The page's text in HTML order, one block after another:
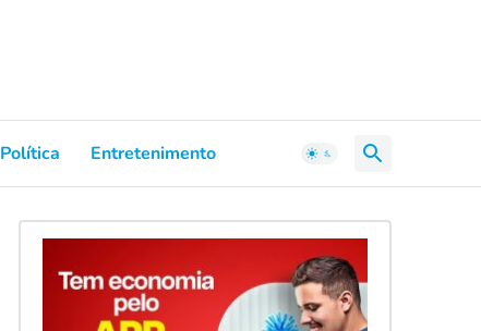
Política Entretenimento